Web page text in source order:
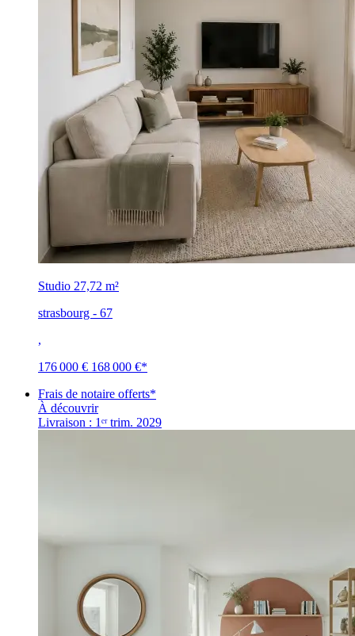
Studio 27,72 m²
strasbourg - 67
,
176 000 € 168 000 €*
Frais de notaire offerts*
À découvrir
Livraison : 1ᵉʳ trim. 2029